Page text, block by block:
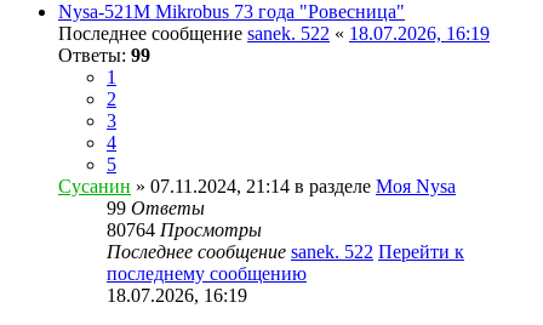
Nysa-521M Mikrobus 73 года "Ровесница"
Последнее сообщение sanek. 522 « 18.07.2026, 16:19
Ответы: 99
1
2
3
4
5
Сусанин » 07.11.2024, 21:14 в разделе Моя Nysa
99 Ответы
80764 Просмотры
Последнее сообщение sanek. 522 Перейти к
последнему сообщению
18.07.2026, 16:19